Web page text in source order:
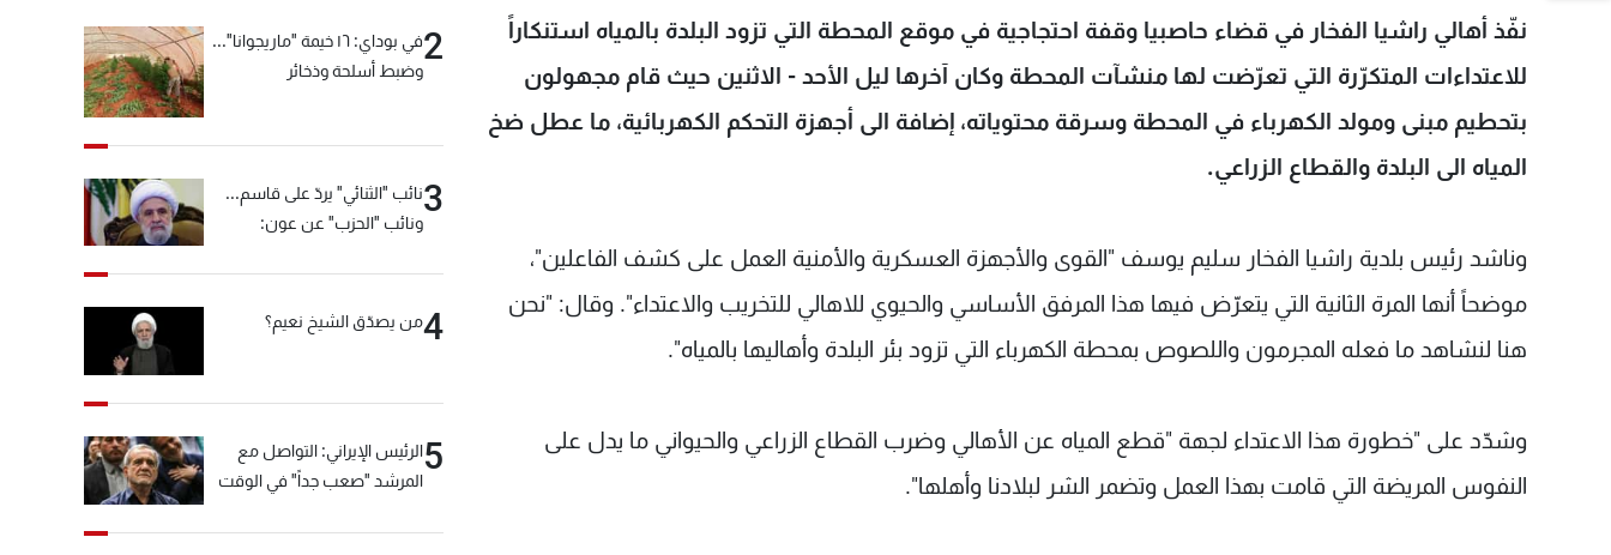
نفّذ أهالي راشيا الفخار في قضاء حاصبيا وقفة احتجاجية في موقع المحطة التي تزود البلدة بالمياه استنكاراً
للاعتداءات المتكرّرة التي تعرّضت لها منشآت المحطة وكان آخرها ليل الأحد - الاثنين حيث قام مجهولون
بتحطيم مبنى ومولد الكهرباء في المحطة وسرقة محتوياته، إضافة الى أجهزة التحكم الكهربائية، ما عطل ضخ
المياه الى البلدة والقطاع الزراعي.
وناشد رئيس بلدية راشيا الفخار سليم يوسف "القوى والأجهزة العسكرية والأمنية العمل على كشف الفاعلين"،
موضحاً أنها المرة الثانية التي يتعرّض فيها هذا المرفق الأساسي والحيوي للاهالي للتخريب والاعتداء". وقال: "نحن
هنا لنشاهد ما فعله المجرمون واللصوص بمحطة الكهرباء التي تزود بئر البلدة وأهاليها بالمياه".
وشدّد على "خطورة هذا الاعتداء لجهة "قطع المياه عن الأهالي وضرب القطاع الزراعي والحيواني ما يدل على
النفوس المريضة التي قامت بهذا العمل وتضمر الشر لبلادنا وأهلها".
2
في بوداي: ١٦ خيمة "ماريجوانا"...
وضبط أسلحة وذخائر
3نائب "الثنائي" يردّ على قاسم...
ونائب "الحزب" عن عون:
4من يصدّق الشيخ نعيم؟
5الرئيس الإيراني: التواصل مع
المرشد "صعب جداً" في الوقت